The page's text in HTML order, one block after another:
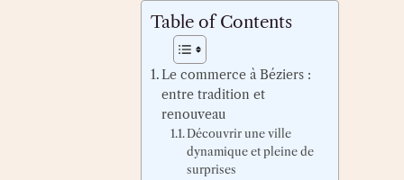
Table of Contents
Le commerce à Béziers :
entre tradition et
renouveau
Découvrir une ville
dynamique et pleine de
surprises